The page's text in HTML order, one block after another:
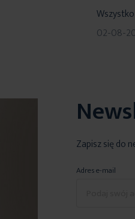
02-08-
Zapisz się do
Adres e-mail